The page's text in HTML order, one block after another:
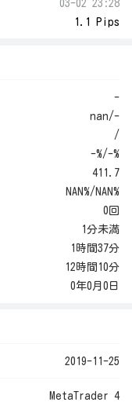
03-02 23:28
1.1 Pips
-
nan/-
/
-%/-%
411.7
NAN%/NAN%
0回
1分未満
1時間37分
12時間10分
0年0月0日
2019-11-25
MetaTrader 4